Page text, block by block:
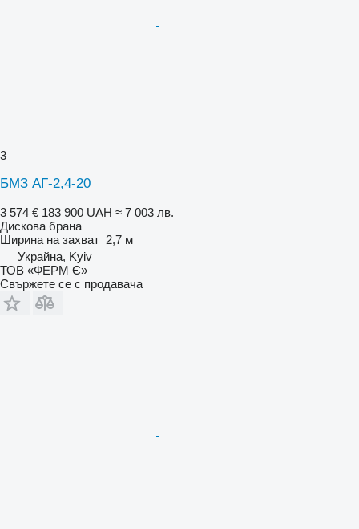
3
БМЗ АГ-2,4-20
3 574 € 183 900 UAH ≈ 7 003 лв.
Дискова брана
Ширина на захват 2,7 м
Украйна, Kyiv
ТОВ «ФЕРМ Є»
Свържете се с продавача